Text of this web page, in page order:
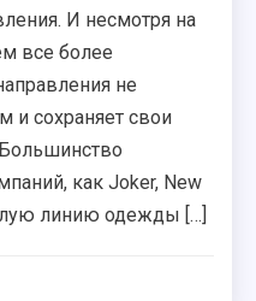
И несмотря на
все более
не
и сохраняет свои
как Joker, New
линию одежды […]